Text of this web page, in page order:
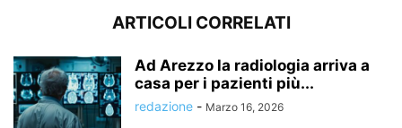
ARTICOLI CORRELATI
Ad Arezzo la radiologia arriva a
casa per i pazienti più...
redazione - Marzo 16, 2026